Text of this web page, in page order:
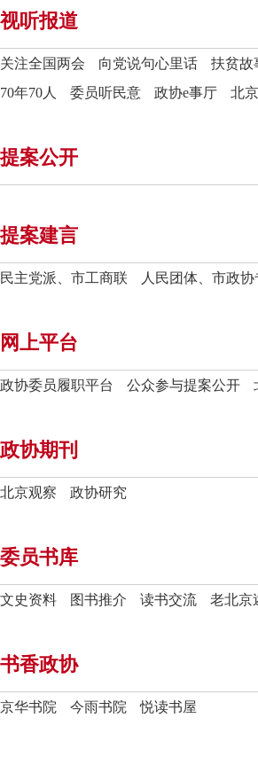
视听报道
关注全国两会 向党说句心里话 扶贫故
70年70人
委员听民意 政协e事厅 北
提案公开
提案建言
民主党派、市工商联 人民团体、市政协
网上平台
政协委员履职平台 公众参与提案公开
政协期刊
北京观察 政协研究
委员书库
文史资料 图书推介 读书交流 老北京
书香政协
京华书院 今雨书院 悦读书屋